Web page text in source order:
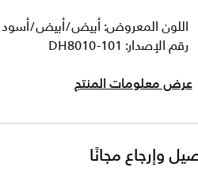
اللون المعروض: أبيض/أبيض/أسود
رقم الإصدار: DH8010-101
عرض معلومات المنتج
وإرجاع مجانًا